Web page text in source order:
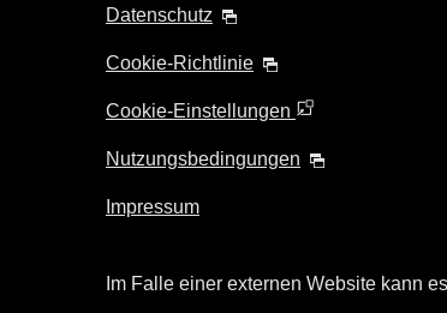
Datenschutz
Cookie-Richtlinie
Cookie-Einstellungen
Nutzungsbedingungen
Impressum
Im Falle einer externen Website kann